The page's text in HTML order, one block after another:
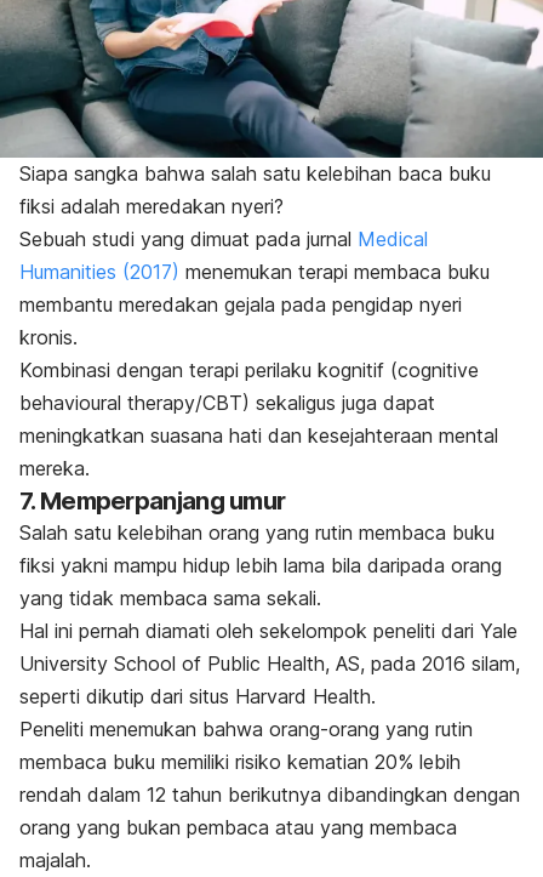
Siapa sangka bahwa salah satu kelebihan baca buku
fiksi adalah meredakan nyeri?
Sebuah studi yang dimuat pada jurnal Medical
Humanities (2017) menemukan terapi membaca buku
membantu meredakan gejala pada pengidap nyeri
kronis.
Kombinasi dengan terapi perilaku kognitif (cognitive
behavioural therapy/CBT) sekaligus juga dapat
meningkatkan suasana hati dan kesejahteraan mental
mereka.
7. Memperpanjang umur
Salah satu kelebihan orang yang rutin membaca buku
fiksi yakni mampu hidup lebih lama bila daripada orang
yang tidak membaca sama sekali.
Hal ini pernah diamati oleh sekelompok peneliti dari Yale
University School of Public Health, AS, pada 2016 silam,
seperti dikutip dari situs Harvard Health.
Peneliti menemukan bahwa orang-orang yang rutin
membaca buku memiliki risiko kematian 20% lebih
rendah dalam 12 tahun berikutnya dibandingkan dengan
orang yang bukan pembaca atau yang membaca
majalah.